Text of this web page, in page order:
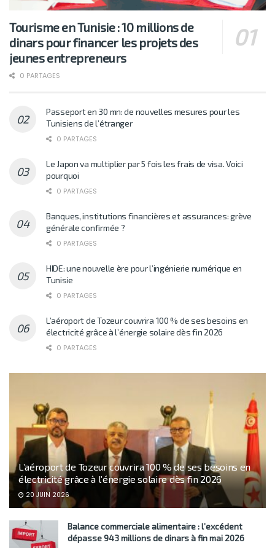
Tourisme en Tunisie : 10 millions de
dinars pour financer les projets des
jeunes entrepreneurs
0 PARTAGES
Passeport en 30 mn: de nouvelles mesures pour les
Tunisiens de l’étranger
0 PARTAGES
Le Japon va multiplier par 5 fois les frais de visa. Voici
pourquoi
0 PARTAGES
Banques, institutions financières et assurances: grève
générale confirmée ?
0 PARTAGES
HIDE: une nouvelle ère pour l’ingénierie numérique en
Tunisie
0 PARTAGES
L’aéroport de Tozeur couvrira 100 % de ses besoins en
électricité grâce à l’énergie solaire dès fin 2026
0 PARTAGES
L’aéroport de Tozeur couvrira 100 % de ses besoins en
électricité grâce à l’énergie solaire dès fin 2026
20 JUIN 2026
Balance commerciale alimentaire : l’excédent
dépasse 943 millions de dinars à fin mai 2026